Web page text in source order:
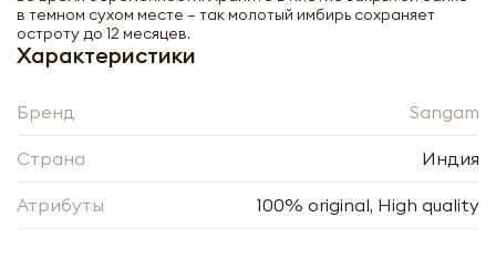
в темном сухом месте — так молотый имбирь сохраняет
остроту до 12 месяцев.
Характеристики
Бренд Sangam
Страна Индия
Атрибуты 100% original, High quality